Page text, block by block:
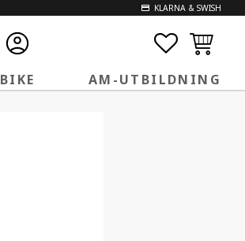
KLARNA & SWISH
AM-UTBILDNING